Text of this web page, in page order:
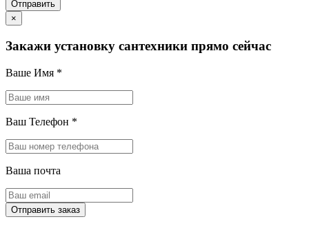
×
Закажи установку сантехники прямо сейчас
Ваше Имя *
Ваш Телефон *
Ваша почта